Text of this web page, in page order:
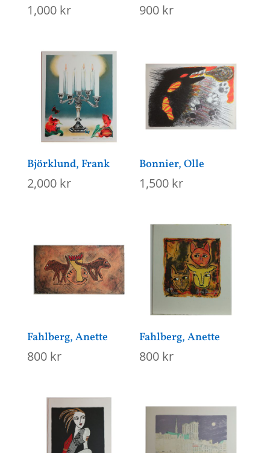
1,000 kr 900 kr
Björklund, Frank
2,000 kr
Bonnier, Olle
1,500 kr
Fahlberg, Anette
800 kr
Fahlberg, Anette
800 kr